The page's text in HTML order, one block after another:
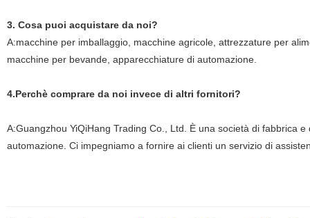
3. Cosa puoi acquistare da noi?
A:macchine per imballaggio, macchine agricole, attrezzature per
macchine per bevande, apparecchiature di automazione.
4.Perchè comprare da noi invece di altri fornitori?
A:Guangzhou YiQiHang Trading Co., Ltd. È una società di fabbrica
automazione. Ci impegniamo a fornire ai clienti un servizio di